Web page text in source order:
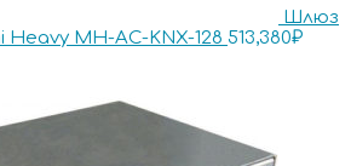
Шлюз
Heavy MH-AC-KNX-128 513,380₽